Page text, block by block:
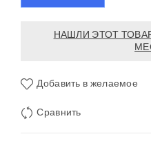
НАШЛИ ЭТОТ
Добавить в желаемое
Сравнить